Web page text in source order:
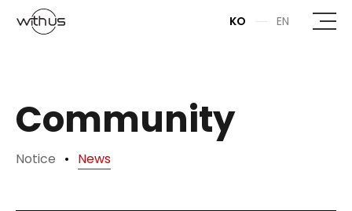
본문바로가기
KO EN
Community
Notice News